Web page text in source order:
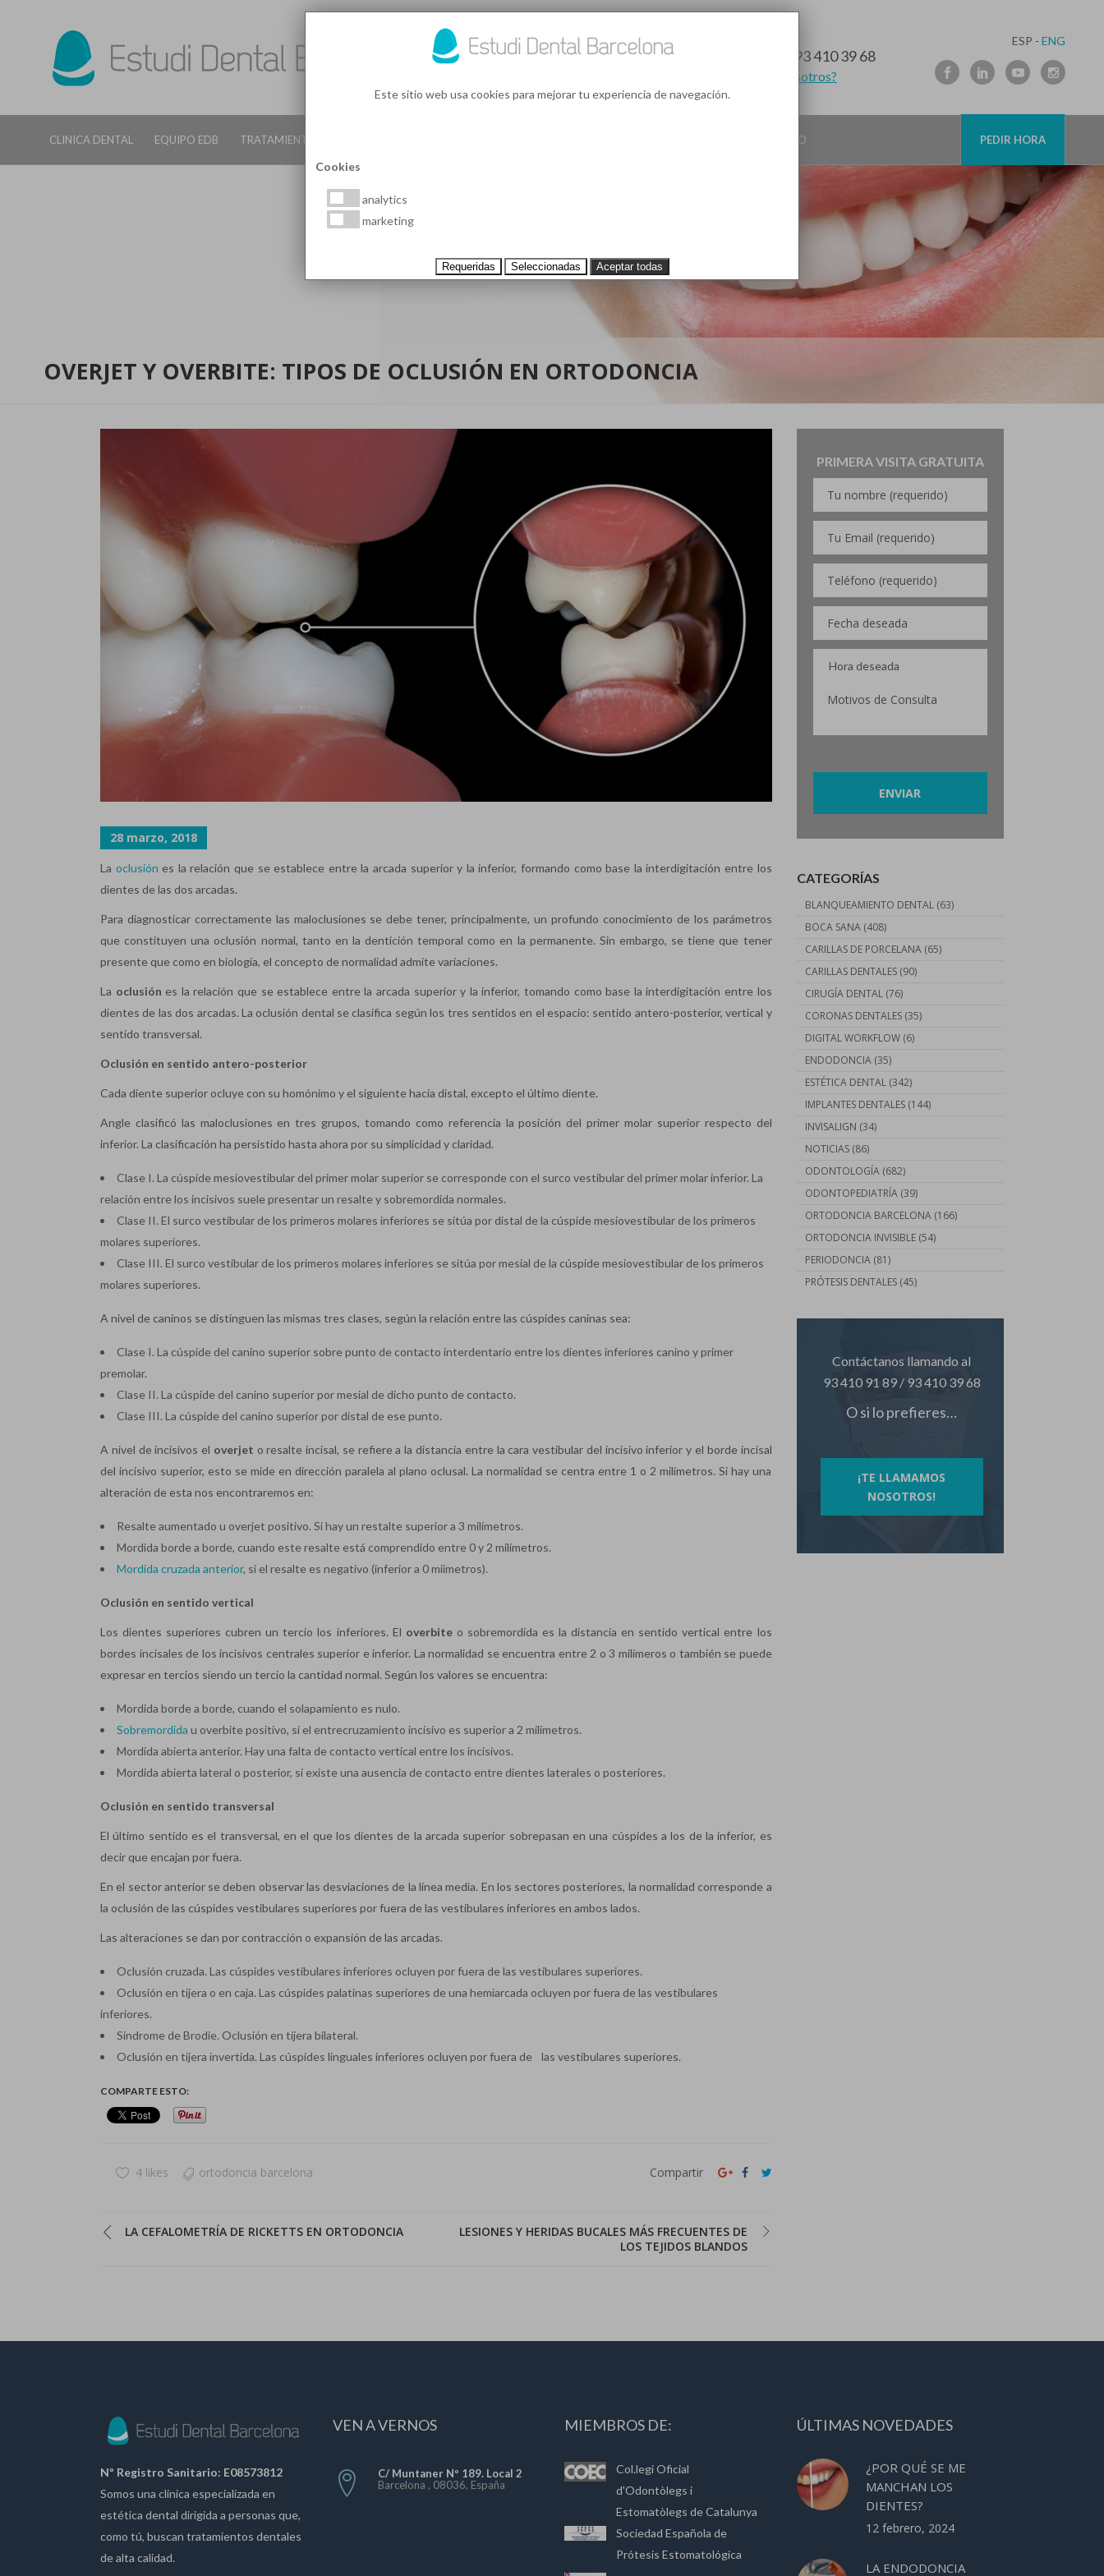
93 410 39 68
¿Te llamamos nosotros?
ESP - ENG
CLINICA DENTAL EQUIPO EDB TRATAMIENTOS DENTALES EN BARCELONA CONTACTO PEDIR HORA
OVERJET Y OVERBITE: TIPOS DE OCLUSIÓN EN ORTODONCIA
28 marzo, 2018
La oclusión es la relación que se establece entre la arcada superior y la inferior, formando como base la interdigitación entre los
dientes de las dos arcadas.
Para diagnosticar correctamente las maloclusiones se debe tener, principalmente, un profundo conocimiento de los parámetros
que constituyen una oclusión normal, tanto en la dentición temporal como en la permanente. Sin embargo, se tiene que tener
presente que como en biología, el concepto de normalidad admite variaciones.
La oclusión es la relación que se establece entre la arcada superior y la inferior, tomando como base la interdigitación entre los
dientes de las dos arcadas. La oclusión dental se clasifica según los tres sentidos en el espacio: sentido antero-posterior, vertical y
sentido transversal.
Oclusión en sentido antero-posterior
Cada diente superior ocluye con su homónimo y el siguiente hacia distal, excepto el último diente.
Angle clasificó las maloclusiones en tres grupos, tomando como referencia la posición del primer molar superior respecto del
inferior. La clasificación ha persistido hasta ahora por su simplicidad y claridad.
Clase I. La cúspide mesiovestibular del primer molar superior se corresponde con el surco vestibular del primer molar inferior. La
relación entre los incisivos suele presentar un resalte y sobremordida normales.
Clase II. El surco vestibular de los primeros molares inferiores se sitúa por distal de la cúspide mesiovestibular de los primeros
molares superiores.
Clase III. El surco vestibular de los primeros molares inferiores se sitúa por mesial de la cúspide mesiovestibular de los primeros
molares superiores.
A nivel de caninos se distinguen las mismas tres clases, según la relación entre las cúspides caninas sea:
Clase I. La cúspide del canino superior sobre punto de contacto interdentario entre los dientes inferiores canino y primer
premolar.
Clase II. La cúspide del canino superior por mesial de dicho punto de contacto.
Clase III. La cúspide del canino superior por distal de ese punto.
A nivel de incisivos el overjet o resalte incisal, se refiere a la distancia entre la cara vestibular del incisivo inferior y el borde incisal
del incisivo superior, esto se mide en dirección paralela al plano oclusal. La normalidad se centra entre 1 o 2 milímetros. Si hay una
alteración de esta nos encontraremos en:
Resalte aumentado u overjet positivo. Si hay un restalte superior a 3 milímetros.
Mordida borde a borde, cuando este resalte está comprendido entre 0 y 2 milímetros.
Mordida cruzada anterior, si el resalte es negativo (inferior a 0 miímetros).
Oclusión en sentido vertical
Los dientes superiores cubren un tercio los inferiores. El overbiteo sobremordida es la distancia en sentido vertical entre los
bordes incisales de los incisivos centrales superior e inferior. La normalidad se encuentra entre 2 o 3 milímeros o también se puede
expresar en tercios siendo un tercio la cantidad normal. Según los valores se encuentra:
Mordida borde a borde, cuando el solapamiento es nulo.
Sobremordida u overbite positivo, si el entrecruzamiento incisivo es superior a 2 milímetros.
Mordida abierta anterior. Hay una falta de contacto vertical entre los incisivos.
Mordida abierta lateral o posterior, si existe una ausencia de contacto entre dientes laterales o posteriores.
Oclusión en sentido transversal
El último sentido es el transversal, en el que los dientes de la arcada superior sobrepasan en una cúspides a los de la inferior, es
decir que encajan por fuera.
En el sector anterior se deben observar las desviaciones de la línea media. En los sectores posteriores, la normalidad corresponde a
la oclusión de las cúspides vestibulares superiores por fuera de las vestibulares inferiores en ambos lados.
Las alteraciones se dan por contracción o expansión de las arcadas.
Oclusión cruzada. Las cúspides vestibulares inferiores ocluyen por fuera de las vestibulares superiores.
Oclusión en tijera o en caja. Las cúspides palatinas superiores de una hemiarcada ocluyen por fuera de las vestibulares
inferiores.
Síndrome de Brodie. Oclusión en tijera bilateral.
Oclusión en tijera invertida. Las cúspides linguales inferiores ocluyen por fuera de las vestibulares superiores.
COMPARTE ESTO:
4 likes ortodoncia barcelona Compartir
LA CEFALOMETRÍA DE RICKETTS EN ORTODONCIA
LESIONES Y HERIDAS BUCALES MÁS FRECUENTES DE
LOS TEJIDOS BLANDOS
PRIMERA VISITA GRATUITA
CATEGORÍAS
BLANQUEAMIENTO DENTAL(63)
BOCA SANA(408)
CARILLAS DE PORCELANA(65)
CARILLAS DENTALES(90)
CIRUGÍA DENTAL(76)
CORONAS DENTALES(35)
DIGITAL WORKFLOW(6)
ENDODONCIA(35)
ESTÉTICA DENTAL(342)
IMPLANTES DENTALES(144)
INVISALIGN (34)
NOTICIAS(86)
ODONTOLOGÍA(682)
ODONTOPEDIATRÍA(39)
ORTODONCIA BARCELONA(166)
ORTODONCIA INVISIBLE(54)
PERIODONCIA(81)
PRÓTESIS DENTALES(45)
Contáctanos llamando al
93 410 91 89/ 93 410 39 68
O si lo prefieres…
¡TE LLAMAMOS
NOSOTROS!
Nº Registro Sanitario: E08573812
Somos una clínica especializada en
estética dental dirigida a personas que,
como tú, buscan tratamientos dentales
de alta calidad.
VEN A VERNOS
C/ Muntaner Nº 189. Local 2
Barcelona , 08036, España
MIEMBROS DE:
Col.legi Oficial
d'Odontòlegs i
Estomatòlegs de Catalunya
Sociedad Española de
Prótesis Estomatológica
ÚLTIMAS NOVEDADES
¿POR QUÉ SE ME
MANCHAN LOS
DIENTES?
12 febrero, 2024
LA ENDODONCIA
Este sitio web usa cookies para mejorar tu experiencia de navegación.
Cookies
analytics
marketing
Requeridas Seleccionadas Aceptar todas